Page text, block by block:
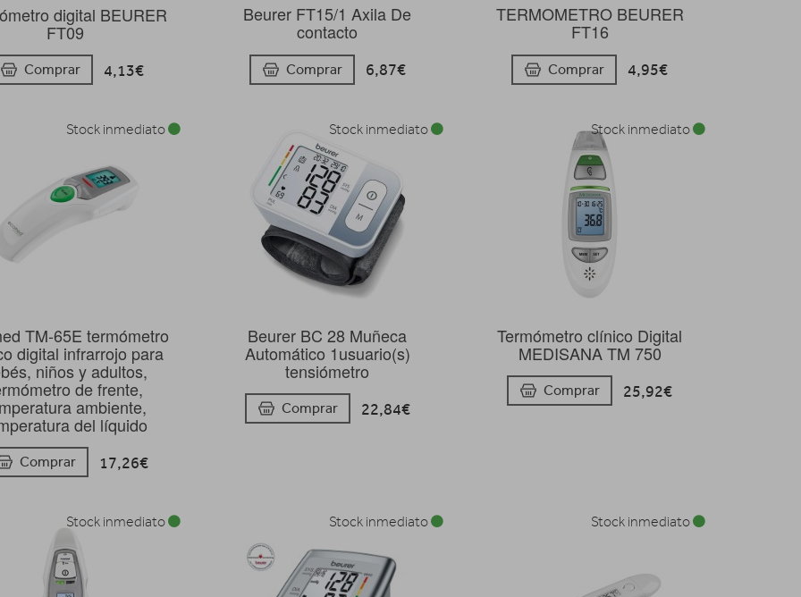
digital BEURER
FT09
Comprar 4,13€
Beurer FT15/1 Axila De
contacto
Comprar 6,87€
TERMOMETRO BEURER
FT16
Comprar 4,95€
TM-65E termómetro
digital infrarrojo para
niños y adultos,
de frente,
ambiente,
del líquido
Comprar 17,26€
Stock inmediato
Beurer BC 28 Muñeca
Automático 1usuario(s)
tensiómetro
Comprar 22,84€
Stock inmediato
Termómetro clínico Digital
MEDISANA TM 750
Comprar 25,92€
Stock inmediato
Stock inmediato Stock inmediato Stock inmediato